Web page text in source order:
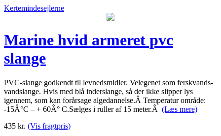
Kertemindesejlerne
Marine hvid armeret pvc
slange
PVC-slange godkendt til levnedsmidler. Velegenet som ferskvands-
vandslange. Hvis med blå inderslange, så der ikke slipper lys
igennem, som kan forårsage algedannelse.Â Temperatur område:
-15Â°C – + 60Â° C.Sælges i ruller af 15 meter.Â (Læs mere)
435 kr. (Vis fragtpris)